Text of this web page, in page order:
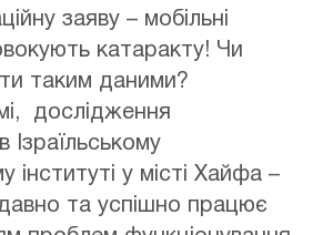
заяву – мобільні
катаракту! Чи
таким даними?
дослідження
Ізраїльському
інституті у місті Хайфа –
та успішно працює